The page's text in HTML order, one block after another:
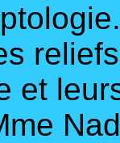
et